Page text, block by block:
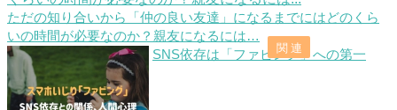
ただの知り合いから「仲の良い友達」になるまでにはどのくら
いの時間が必要なのか？親友になるには…
SNS依存は「ファビング」への第一